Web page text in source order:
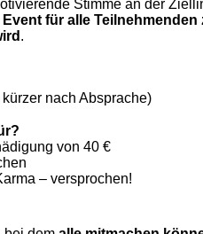
Stimme an der
für alle Teilnehmenden
.
nach Absprache)
von 40 €
– versprochen!